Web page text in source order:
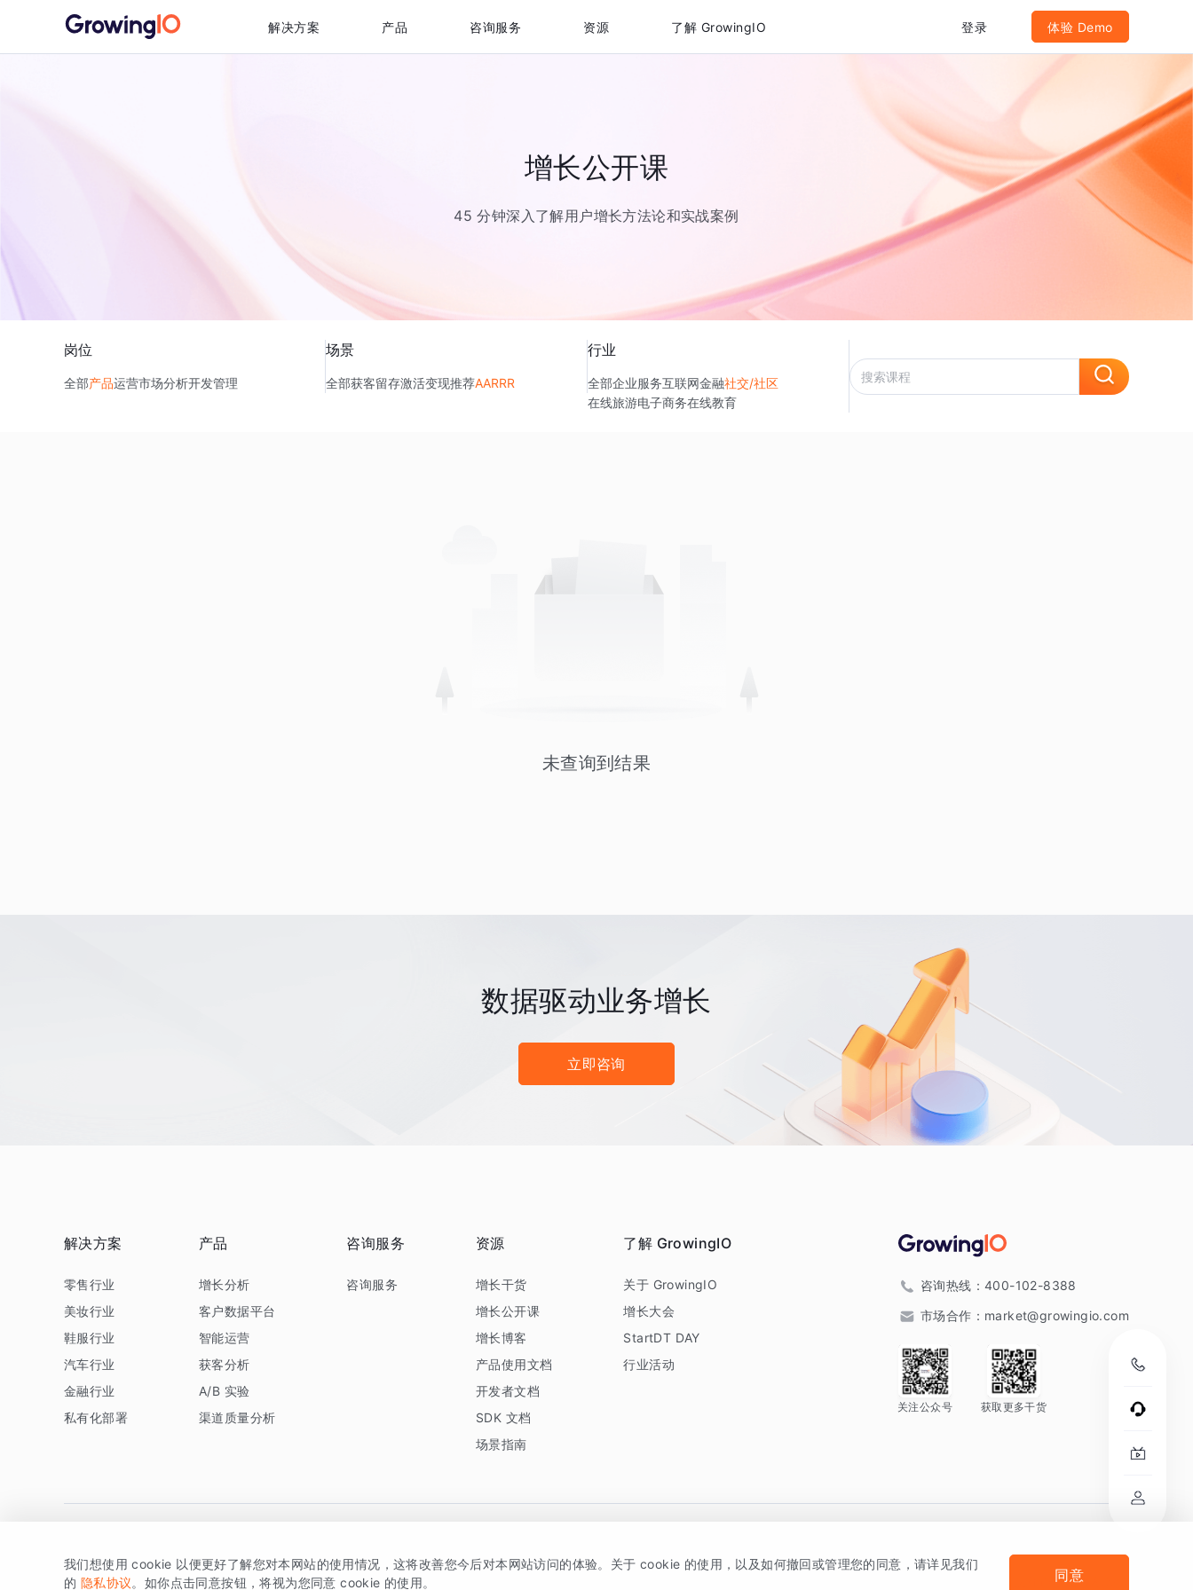
解决方案 产品 咨询服务 资源 了解 GrowingIO 登录 体验 Demo
增长公开课
45 分钟深入了解用户增长方法论和实战案例
岗位
全部产品运营市场分析开发管理
场景
全部获客留存激活变现推荐AARRR
行业
全部企业服务互联网金融社交/社区
在线旅游电子商务在线教育
未查询到结果
数据驱动业务增长
立即咨询
解决方案
零售行业
美妆行业
鞋服行业
汽车行业
金融行业
私有化部署
产品
增长分析
客户数据平台
智能运营
获客分析
A/B 实验
渠道质量分析
咨询服务
咨询服务
资源
增长干货
增长公开课
增长博客
产品使用文档
开发者文档
SDK 文档
场景指南
了解 GrowingIO
关于 GrowingIO
增长大会
StartDT DAY
行业活动
咨询热线： 400-102-8388
市场合作： market@growingio.com
关注公众号 获取更多干货
版权所有 © 北京易数科技有限公司SDK相关说明 京ICP备15038330号 法律声明及隐私条款
我们想使用 cookie 以便更好了解您对本网站的使用情况，这将改善您今后对本网站访问的体验。关于 cookie 的使用，以及如何撤回或管理您的同意，请详见我们
的 隐私协议。如你点击同意按钮，将视为您同意 cookie 的使用。 同意